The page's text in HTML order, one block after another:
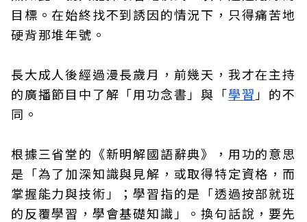
目標。在始終找不到誘因的情況下，只得痛苦地
硬背那堆年號。
長大成人後經過漫長歲月，前幾天，我才在主持
的廣播節目中了解「用功念書」與「學習 」的不
同。
根據三省堂的《新明解國語辭典》，用功的意思
是「為了加深知識與見解，或取得特定資格，而
掌握能力與技術」；學習指的是「透過按部就班
的反覆學習，學會基礎知識」。換句話說，要先